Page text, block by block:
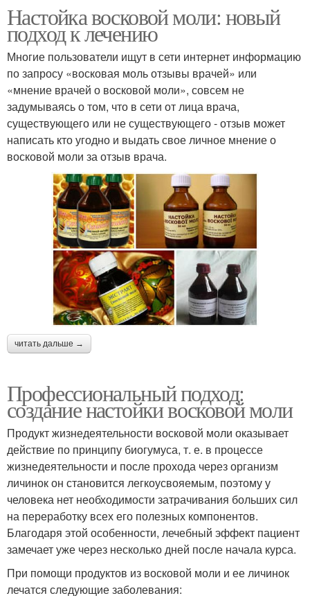
Настойка восковой моли: новый
подход к лечению
Многие пользователи ищут в сети интернет информацию
по запросу «восковая моль отзывы врачей» или
«мнение врачей о восковой моли», совсем не
задумываясь о том, что в сети от лица врача,
существующего или не существующего - отзыв может
написать кто угодно и выдать свое личное мнение о
восковой моли за отзыв врача.
читать дальше →
Профессиональный подход:
создание настойки восковой моли
Продукт жизнедеятельности восковой моли оказывает
действие по принципу биогумуса, т. е. в процессе
жизнедеятельности и после прохода через организм
личинок он становится легкоусвояемым, поэтому у
человека нет необходимости затрачивания больших сил
на переработку всех его полезных компонентов.
Благодаря этой особенности, лечебный эффект пациент
замечает уже через несколько дней после начала курса.
При помощи продуктов из восковой моли и ее личинок
лечатся следующие заболевания: